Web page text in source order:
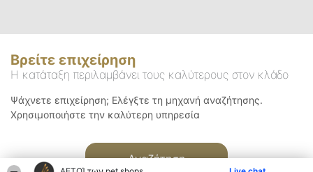
Βρείτε επιχείρηση
Η κατάταξη περιλαμβάνει τους καλύτερους στον κλάδο
Ψάχνετε επιχείρηση; Ελέγξτε τη μηχανή αναζήτησης.
Χρησιμοποιήστε την καλύτερη υπηρεσία
Αναζήτηση